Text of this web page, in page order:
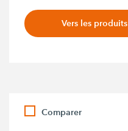
Vers les produits
Comparer